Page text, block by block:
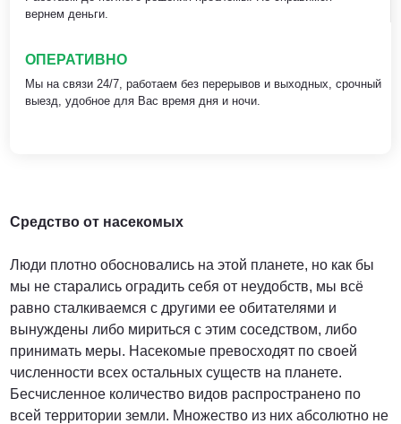
вернем деньги.
ОПЕРАТИВНО
Мы на связи 24/7, работаем без перерывов и выходных, срочный
выезд, удобное для Вас время дня и ночи.
Средство от насекомых
Люди плотно обосновались на этой планете, но как бы
мы не старались оградить себя от неудобств, мы всё
равно сталкиваемся с другими ее обитателями и
вынуждены либо мириться с этим соседством, либо
принимать меры. Насекомые превосходят по своей
численности всех остальных существ на планете.
Бесчисленное количество видов распространено по
всей территории земли. Множество из них абсолютно не